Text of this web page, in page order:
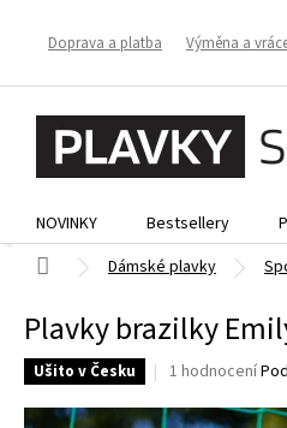
Doprava a platba Výměna a
NOVINKY Bestsellery
Domů
Dámské plavky
Plavky brazilky
Ušito v Česku
Průměrné
produktu
1 hodnocení